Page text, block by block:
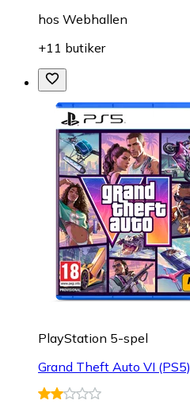
hos Webhallen
+11 butiker
PlayStation 5-spel
Grand Theft Auto VI (PS5)